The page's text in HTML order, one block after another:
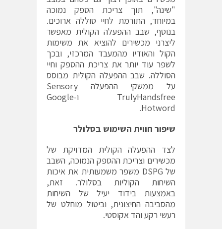
"שינה", תוך צריכת הספק נמוכה
במיוחד, התורמת לחיי סוללה ארוכים.
בנוסף, שבב ההפעלה הקולית מאפשר
ליצרני מכשירים להוציא את משימות
הקול והאודיו מהמעבד המרכזי, ובכך
לשפר עוד יותר את צריכת ההספק וחיי
הסוללה. שבב ההפעלה הקולית מבוסס
על ממשקי ההפעלה Sensory
TrulyHandsfree ו-Google
Hotword.
שיפור חווית השימוש בסלולר
לצד ההפעלה הקולית המדויקת של
מכשירים וצריכת ההספק הנמוכה, השבב
של DSPG משפר משמעותית את איכות
השיחות הקוליות בסלולר. זאת,
באמצעות בידוד יעיל של השיחות
מהסביבה החיצונית, וביטול מוחלט של
רעשי רקע והד אקוסטי.